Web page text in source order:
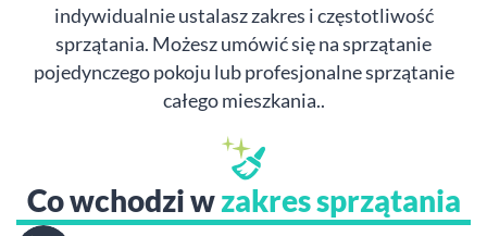
indywidualnie ustalasz zakres i częstotliwość
sprzątania. Możesz umówić się na sprzątanie
pojedynczego pokoju lub profesjonalne sprzątanie
całego mieszkania..
Co wchodzi wzakres sprzątania